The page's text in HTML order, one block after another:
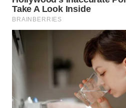
LISTRIK
WAHANA
WAHANANEWS